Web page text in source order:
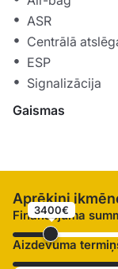
ASR
Centrālā
ESP
Signalizācija
Gaismas
Aprēķini
Finansējuma
3400€
Aizdevuma